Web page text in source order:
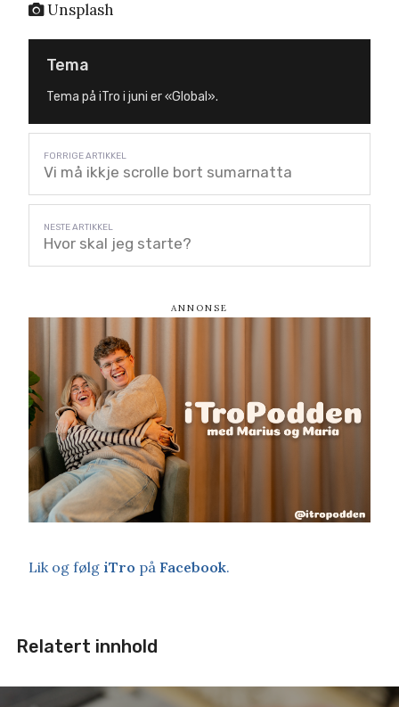
Unsplash
Tema
Tema på iTro i juni er «Global».
Vi må ikkje scrolle bort sumarnatta
Hvor skal jeg starte?
Lik og følg iTro på Facebook.
Relatert innhold